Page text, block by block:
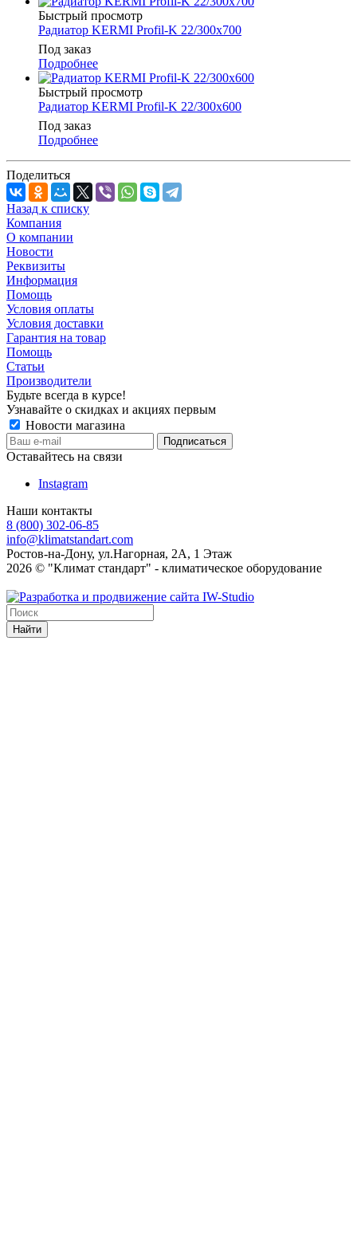
Быстрый просмотр
Радиатор KERMI Profil-K 22/300x700
Под заказ
Подробнее
Быстрый просмотр
Радиатор KERMI Profil-K 22/300x600
Под заказ
Подробнее
Поделиться
Назад к списку
Компания
О компании
Новости
Реквизиты
Информация
Помощь
Условия оплаты
Условия доставки
Гарантия на товар
Помощь
Статьи
Производители
Будьте всегда в курсе!
Узнавайте о скидках и акциях первым
Новости магазина
Оставайтесь на связи
Instagram
Наши контакты
8 (800) 302-06-85
info@klimatstandart.com
Ростов-на-Дону, ул.Нагорная, 2А, 1 Этаж
2026 © "Климат стандарт" - климатическое оборудование
Найти